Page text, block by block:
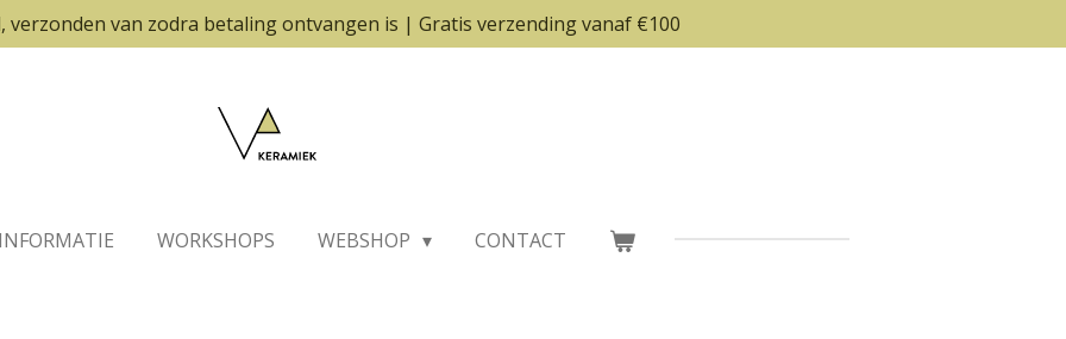
verzonden van zodra betaling ontvangen is | Gratis verzending vanaf €100
INFORMATIE WORKSHOPS WEBSHOP CONTACT